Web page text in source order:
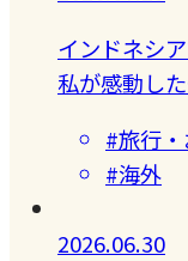
インドネシ
私が感動し
#旅行
#海外
2026.06.30